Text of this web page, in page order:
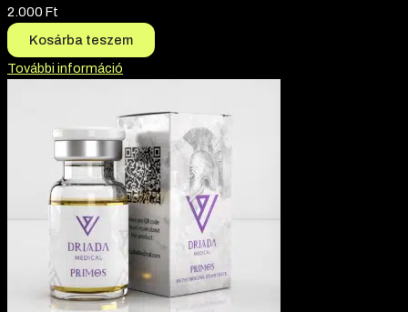
2.000 Ft
Kosárba teszem
További információ